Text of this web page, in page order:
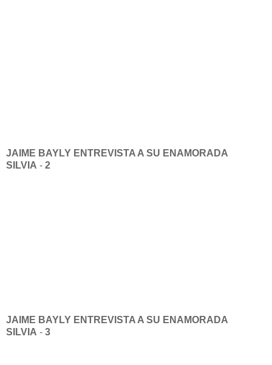
JAIME BAYLY ENTREVISTA A SU ENAMORADA
SILVIA - 2
JAIME BAYLY ENTREVISTA A SU ENAMORADA
SILVIA - 3